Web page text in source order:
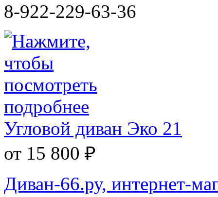
8-922-229-63-36
Угловой диван Эко 21
от 15 800 ₽
Диван-66.ру, интернет-